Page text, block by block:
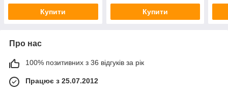
Купити Купити
Про нас
100% позитивних з 36 відгуків за рік
Працює з 25.07.2012